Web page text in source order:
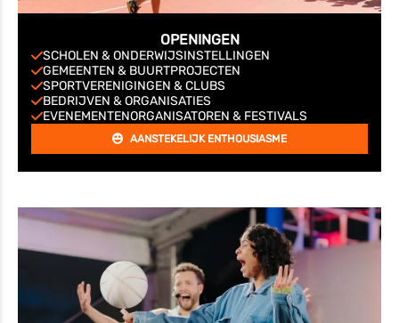
OPENINGEN
SCHOLEN & ONDERWIJSINSTELLINGEN
GEMEENTEN & BUURTPROJECTEN
SPORTVERENIGINGEN & CLUBS
BEDRIJVEN & ORGANISATIES
EVENEMENTENORGANISATOREN & FESTIVALS
AANSTEKELIJK ENTHOUSIASME